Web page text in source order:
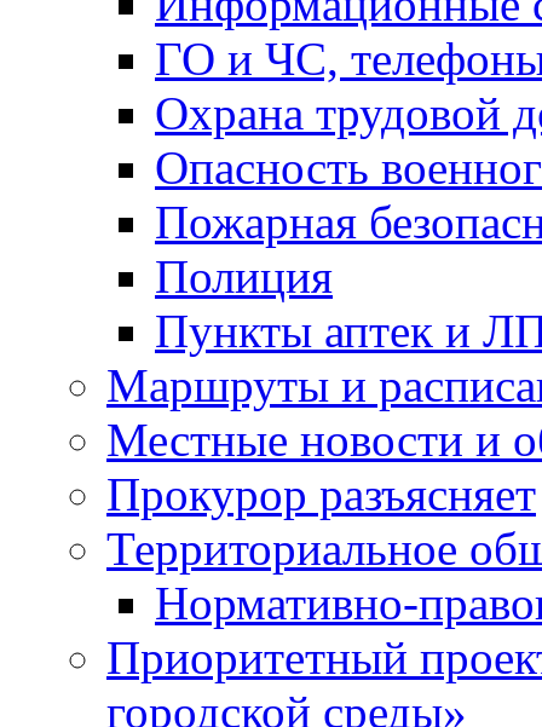
ГО и ЧС,
Охрана трудовой
Опасность
Пожарная
Полиция
Пункты аптек и
Маршруты и
Местные новости и
Прокурор разъясняет
Территориальное
Нормативно-
Приоритетный
городской среды»